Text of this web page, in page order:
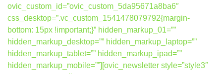
ovic_custom_id=”ovic_custom_5da95671a8ba6″
css_desktop=”.vc_custom_1541478079792{margin-
bottom: 15px !important;}” hidden_markup_01=””
hidden_markup_desktop=”” hidden_markup_laptop=””
hidden_markup_tablet=”” hidden_markup_ipad=””
hidden_markup_mobile=””][ovic_newsletter style=”style3″